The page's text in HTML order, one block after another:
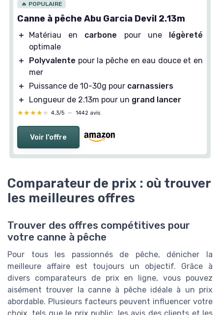
🔥 POPULAIRE
Canne à pêche Abu Garcia Devil 2.13m
＋ Matériau en carbone pour une
légèreté
optimale
＋
Polyvalente pour la pêche en eau douce et en
mer
＋
Puissance de 10-30g pour carnassiers
＋
Longueur de 2.13m pour un grand lancer
★★★★★
★★★★★ 4,3/5 — 1442 avis
Voir l'offre
Comparateur de prix : où trouver
les meilleures offres
Trouver des offres compétitives pour
votre canne à pêche
Pour tous les passionnés de pêche, dénicher la
meilleure affaire est toujours un objectif. Grâce à
divers comparateurs de prix en ligne, vous pouvez
aisément trouver la canne à pêche idéale à un prix
abordable. Plusieurs facteurs peuvent influencer votre